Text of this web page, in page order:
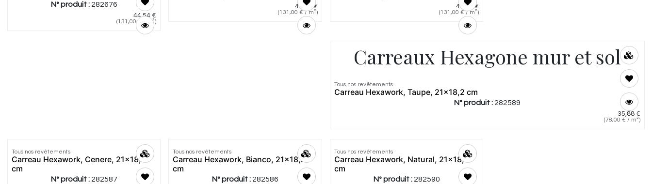
N° produit : 282676
44,54 €
(131,00€ / m²)
44,54 €
(131,00 €/m²)
44,54 €
(131,00 €/m²)
Carreaux Hexagone mur et sol
Tous nos revêtements
Carreau Hexawork, Taupe, 21x18,2 cm
N° produit : 282589
35,88€
(78,00 € / m²)
Tous nos revêtements
Carreau Hexawork, Cenere, 21x18,2
cm
N° produit : 282587
Tous nos revêtements
Carreau Hexawork, Bianco, 21x18,2
cm
N° produit : 282586
Tous nos revêtements
Carreau Hexawork, Natural, 21x18,2
cm
N° produit : 282590